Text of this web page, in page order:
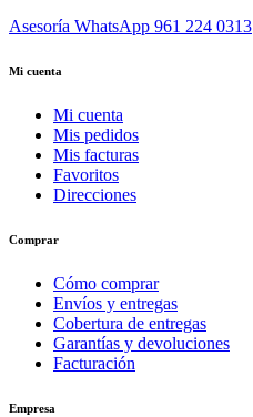
Asesoría WhatsApp 961 224 0313
Mi cuenta
Mi cuenta
Mis pedidos
Mis facturas
Favoritos
Direcciones
Comprar
Cómo comprar
Envíos y entregas
Cobertura de entregas
Garantías y devoluciones
Facturación
Empresa